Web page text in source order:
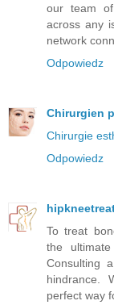
our team
across any
network
Odpowiedz
Chirurgien
Chirurgie
Odpowiedz
To treat
the
Consulting
hindrance.
perfect way